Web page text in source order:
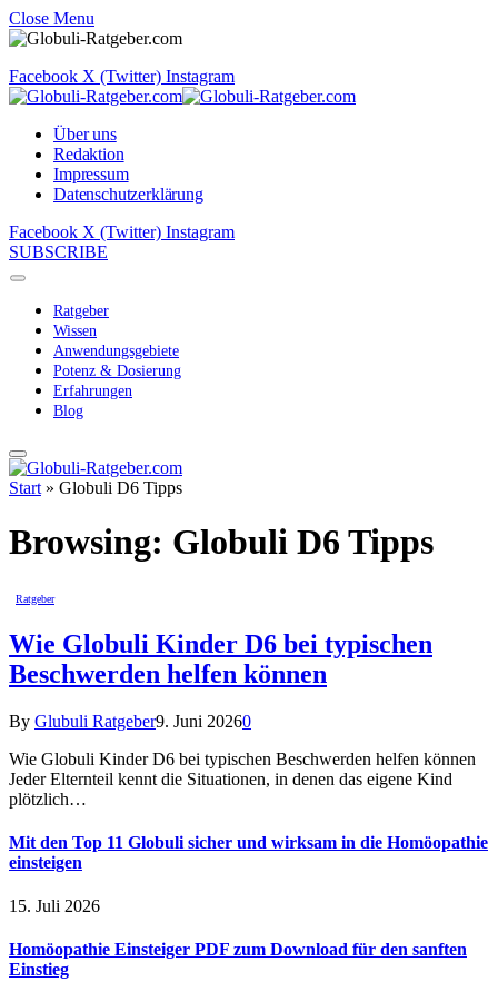
Close Menu
Facebook X (Twitter) Instagram
Über uns
Redaktion
Impressum
Datenschutzerklärung
Facebook X (Twitter) Instagram
SUBSCRIBE
Ratgeber
Wissen
Anwendungsgebiete
Potenz & Dosierung
Erfahrungen
Blog
Start » Globuli D6 Tipps
Browsing: Globuli D6 Tipps
Ratgeber
Wie Globuli Kinder D6 bei typischen
Beschwerden helfen können
By Glubuli Ratgeber9. Juni 20260
Wie Globuli Kinder D6 bei typischen Beschwerden helfen können
Jeder Elternteil kennt die Situationen, in denen das eigene Kind
plötzlich…
Mit den Top 11 Globuli sicher und wirksam in die Homöopathie
einsteigen
15. Juli 2026
Homöopathie Einsteiger PDF zum Download für den sanften
Einstieg